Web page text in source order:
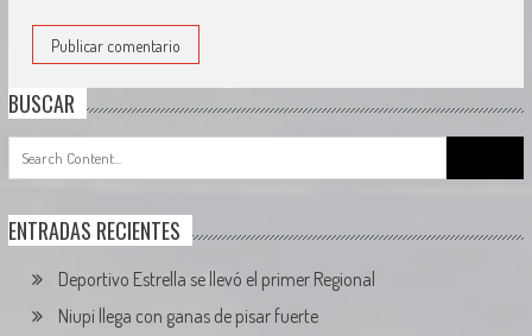
BUSCAR
for:
ENTRADAS RECIENTES
Deportivo Estrella se llevó el primer Regional
Niupi llega con ganas de pisar fuerte